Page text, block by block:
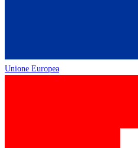
Unione Europea